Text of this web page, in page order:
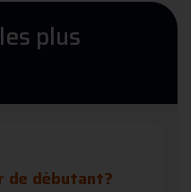
plus
de débutant?